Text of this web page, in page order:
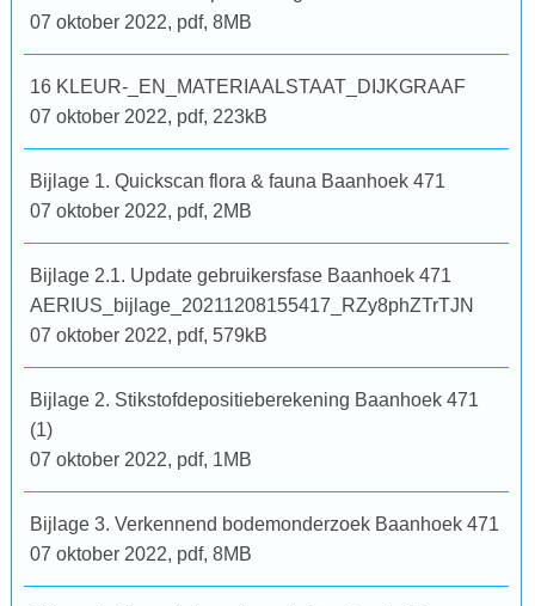
07 oktober 2022, pdf, 8MB
16 KLEUR-_EN_MATERIAALSTAAT_DIJKGRAAF
07 oktober 2022, pdf, 223kB
Bijlage 1. Quickscan flora & fauna Baanhoek 471
07 oktober 2022, pdf, 2MB
Bijlage 2.1. Update gebruikersfase Baanhoek 471
AERIUS_bijlage_20211208155417_RZy8phZTrTJN
07 oktober 2022, pdf, 579kB
Bijlage 2. Stikstofdepositieberekening Baanhoek 471
(1)
07 oktober 2022, pdf, 1MB
Bijlage 3. Verkennend bodemonderzoek Baanhoek 471
07 oktober 2022, pdf, 8MB